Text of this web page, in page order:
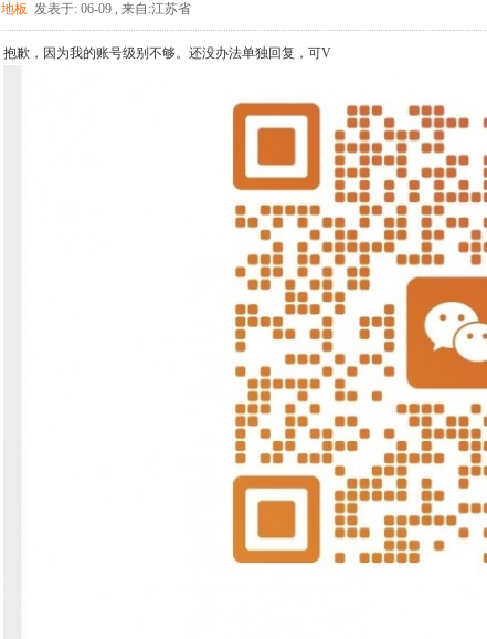
地板 发表于: 06-09 , 来自:江苏省
抱歉，因为我的账号级别不够。还没办法单独回复，可V